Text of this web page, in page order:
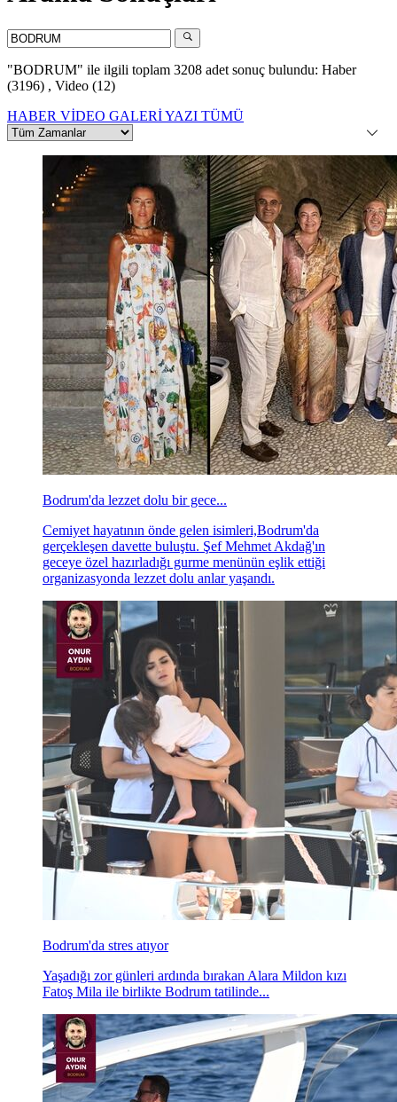
"BODRUM" ile ilgili toplam 3208 adet sonuç bulundu: Haber
(3196) , Video (12)
HABER VİDEO GALERİYAZI TÜMÜ
Bodrum'da lezzet dolu bir gece...
Cemiyet hayatının önde gelen isimleri,Bodrum'da
gerçekleşen davette buluştu. Şef Mehmet Akdağ'ın
geceye özel hazırladığı gurme menünün eşlik ettiği
organizasyonda lezzet dolu anlar yaşandı.
Bodrum'da stres atıyor
Yaşadığı zor günleri ardında bırakan Alara Mildon kızı
Fatoş Mila ile birlikte Bodrum tatilinde...